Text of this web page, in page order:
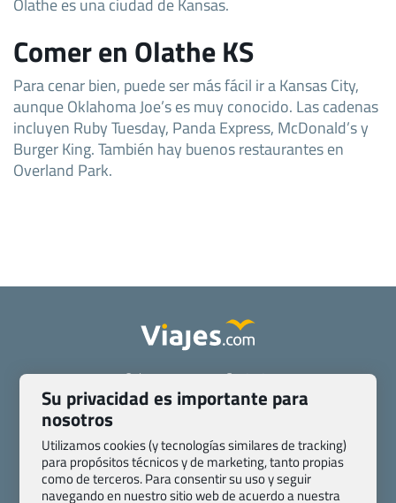
Comer en Olathe KS
Para cenar bien, puede ser más fácil ir a Kansas City,
aunque Oklahoma Joe’s es muy conocido. Las cadenas
incluyen Ruby Tuesday, Panda Express, McDonald’s y
Burger King. También hay buenos restaurantes en
Overland Park.
Quienes somos
Contacto
Pasaporte, Visado, Salud y otras disposiciones específicas
Blog de Viajes.com
Preguntas frecuentes
Condiciones generales
Política de privacidad y cookies
Transparencia
Todas las páginas – sitemap
Su privacidad es importante para
nosotros
Utilizamos cookies (y tecnologías similares de tracking)
para propósitos técnicos y de marketing, tanto propias
como de terceros. Para consentir su uso y seguir
navegando en nuestro sitio web de acuerdo a nuestra